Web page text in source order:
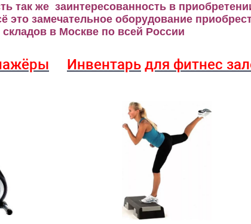
так же заинтересованность в
замечательное оборудование
в Москве по всей России
Инвентарь для фитнес